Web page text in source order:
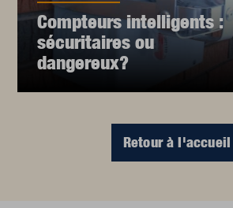
Compteurs intelligents :
sécuritaires ou
dangereux?
Retour à l'accueil